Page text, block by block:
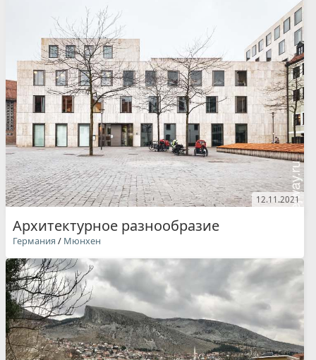
12.11.2021
Архитектурное разнообразие
Германия / Мюнхен